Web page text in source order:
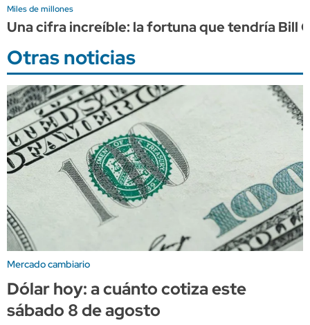
Miles de millones
Una cifra increíble: la fortuna que tendría Bill
Otras noticias
Mercado cambiario
Dólar hoy: a cuánto cotiza este
sábado 8 de agosto